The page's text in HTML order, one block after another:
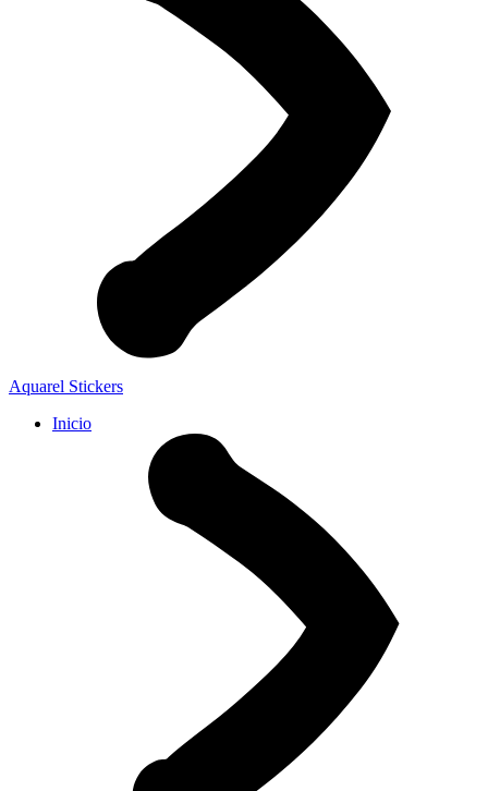
Aquarel Stickers
Inicio